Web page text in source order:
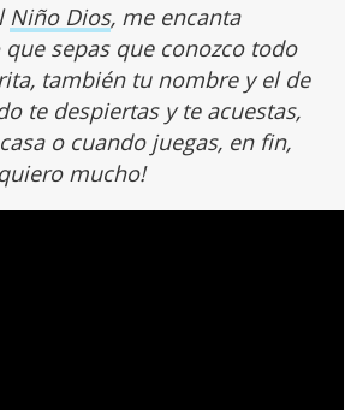
Niño Dios, me encanta
sepas que conozco todo
también tu nombre y el de
te despiertas y te acuestas,
o cuando juegas, en fin,
mucho!